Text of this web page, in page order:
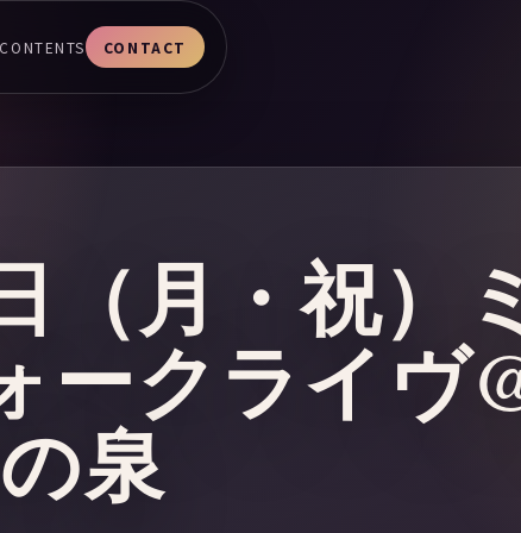
CONTENTS CONTACT
（月・祝）
ークライヴ
泉